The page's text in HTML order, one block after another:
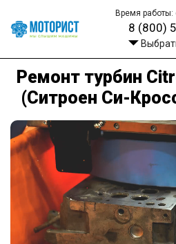
Время работы:
8 (800)
Ремонт турбин
(Ситроен Си-